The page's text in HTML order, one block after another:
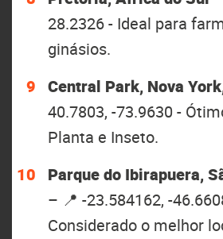
28.2326 - Ideal para
ginásios.
Central Park, Nova
40.7803, -73.9630 -
Planta e Inseto.
Parque do Ibirapuera,
– 📍 -23.584162, -
Considerado o melhor